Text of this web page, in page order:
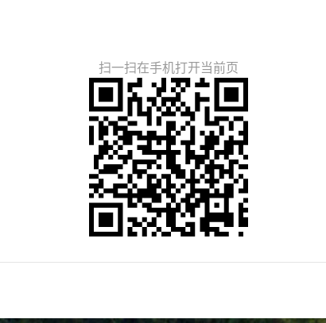
扫一扫在手机打开当前页